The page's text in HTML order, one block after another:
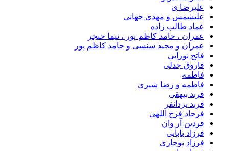
علیرضا ی
علیشمس و مهدی جهانی
عماد طالب زاده
عمران ، حامد کاظم پور ، نیما حنجر
عمران و مجید سنسی و حامد کاظم پور
فاتح نورایی
فاروق جدلی
فاطمه
فاطمه و رضا شیری
فربد بیهقی
فربد یزدانفر
فرجاد فرج اللهی
فردین آر وان
فرزاد بابایی
فرزاد بوجاری